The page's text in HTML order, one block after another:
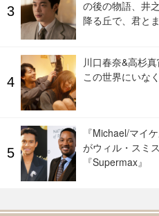
の後の物語、井
降る丘で、君と
川口春奈&高杉
この世界にいな
『Michael/マイ
がウィル・スミ
『Supermax』